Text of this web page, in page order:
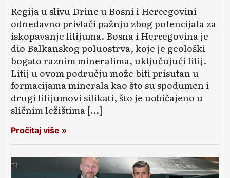
Regija u slivu Drine u Bosni i Hercegovini
odnedavno privlači pažnju zbog potencijala za
iskopavanje litijuma. Bosna i Hercegovina je
dio Balkanskog poluostrva, koje je geološki
bogato raznim mineralima, uključujući litij.
Litij u ovom području može biti prisutan u
formacijama minerala kao što su spodumen i
drugi litijumovi silikati, što je uobičajeno u
sličnim ležištima […]
Pročitaj više »